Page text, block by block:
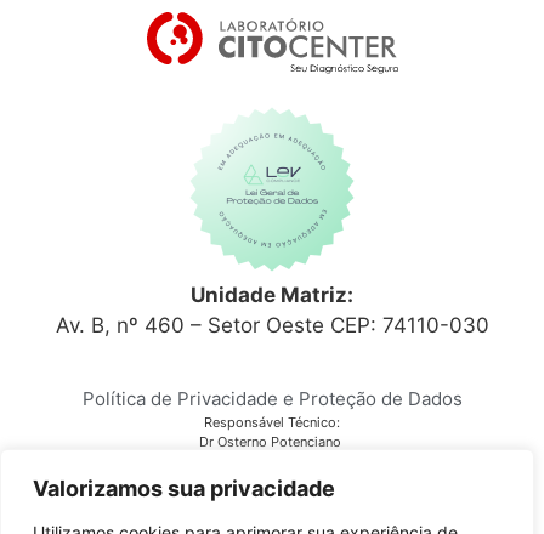
Valorizamos sua privacidade
Unidade Matriz:
Av. B, nº 460 – Setor Oeste CEP: 74110-030
Política de Privacidade e Proteção de Dados
Responsável Técnico:
Dr Osterno Potenciano
Laboratório Citocenter
CNPJ 03.810.678/0001-28